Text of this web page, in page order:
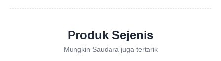
Produk Sejenis
Mungkin Saudara juga tertarik